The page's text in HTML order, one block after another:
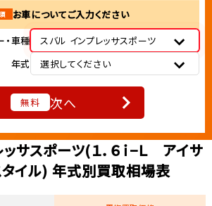
お車についてご入力ください
・車種
スバル インプレッサスポーツ
年式
選択してください
無料 次へ
サスポーツ(１．６ｉ−Ｌ アイサ
イル) 年式別買取相場表